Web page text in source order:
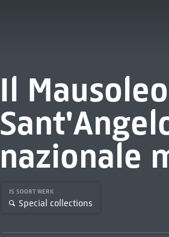
Il
nazionale
IS SOORT WERK
Special collections